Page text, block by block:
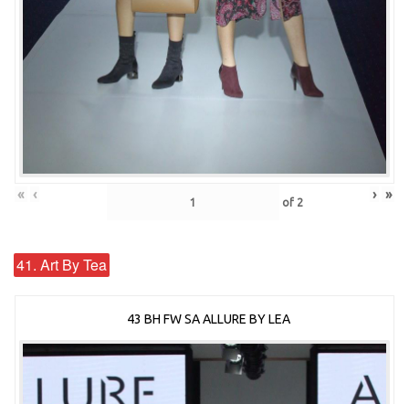
« ‹ of 2 › »
41. Art By Tea
43 BH FW SA ALLURE BY LEA